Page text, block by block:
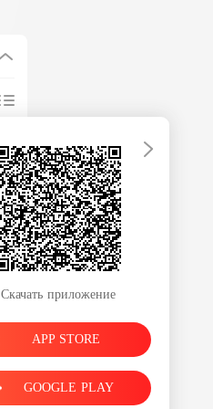
Скачать приложение
APP STORE
GOOGLE PLAY